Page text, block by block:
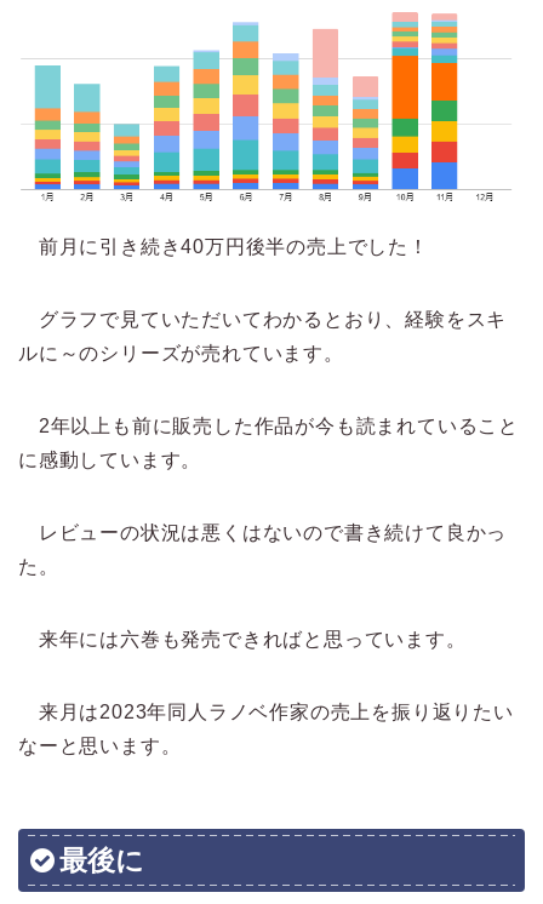
前月に引き続き40万円後半の売上でした！
グラフで見ていただいてわかるとおり、経験をスキ
ルに～のシリーズが売れています。
2年以上も前に販売した作品が今も読まれていること
に感動しています。
レビューの状況は悪くはないので書き続けて良かっ
た。
来年には六巻も発売できればと思っています。
来月は2023年同人ラノベ作家の売上を振り返りたい
なーと思います。
最後に